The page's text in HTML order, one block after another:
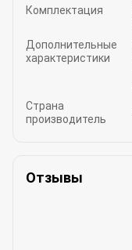
Комплектация
Дополнительные
характеристики
Страна
производитель
Отзывы